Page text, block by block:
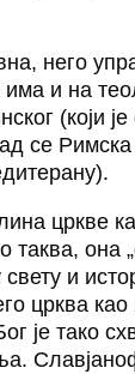
него
и на
(који
се
цркве
она
свету и
црква
је тако